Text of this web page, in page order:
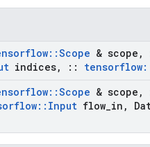
::Scope & scope ,
indices, :: tensorflow
::Scope & scope ,
:: Input flow in ,